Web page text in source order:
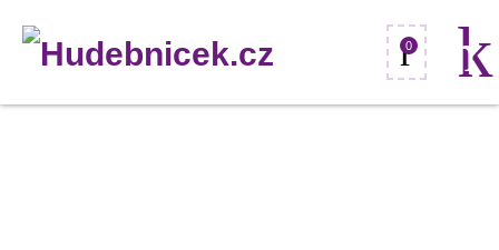
0